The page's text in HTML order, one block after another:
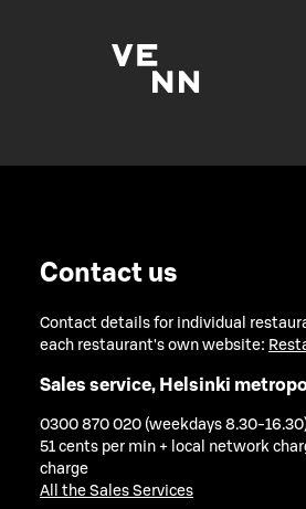
Contact us
Contact details for individual
each restaurant's own website:
Sales service, Helsinki
0300 870 020 (weekdays 8.30-
51 cents per min + local network
charge
All the Sales Services